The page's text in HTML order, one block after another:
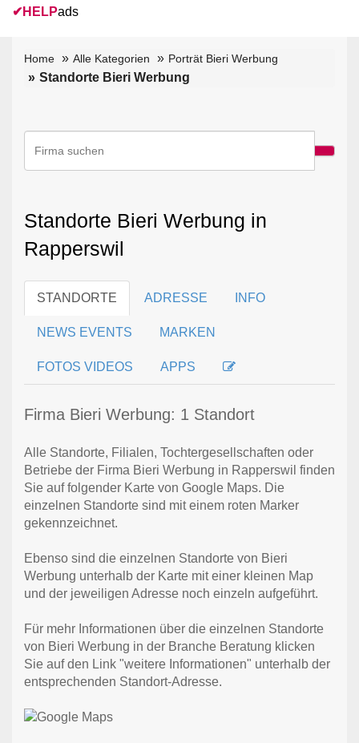
✔ HELPads
Home Alle Kategorien Porträt Bieri Werbung
Standorte Bieri Werbung
Standorte Bieri Werbung in
Rapperswil
STANDORTE ADRESSE INFO
NEWS EVENTS MARKEN
FOTOS VIDEOS APPS
Firma Bieri Werbung: 1 Standort
Alle Standorte, Filialen, Tochtergesellschaften oder
Betriebe der Firma Bieri Werbung in Rapperswil finden
Sie auf folgender Karte von Google Maps. Die
einzelnen Standorte sind mit einem roten Marker
gekennzeichnet.
Ebenso sind die einzelnen Standorte von Bieri
Werbung unterhalb der Karte mit einer kleinen Map
und der jeweiligen Adresse noch einzeln aufgeführt.
Für mehr Informationen über die einzelnen Standorte
von Bieri Werbung in der Branche Beratung klicken
Sie auf den Link "weitere Informationen" unterhalb der
entsprechenden Standort-Adresse.